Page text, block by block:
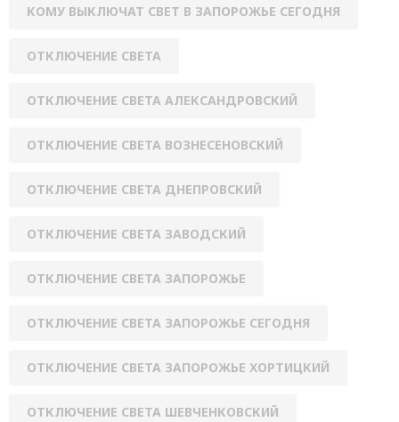
КОМУ ВЫКЛЮЧАТ СВЕТ В ЗАПОРОЖЬЕ СЕГОДНЯ
ОТКЛЮЧЕНИЕ СВЕТА
ОТКЛЮЧЕНИЕ СВЕТА АЛЕКСАНДРОВСКИЙ
ОТКЛЮЧЕНИЕ СВЕТА ВОЗНЕСЕНОВСКИЙ
ОТКЛЮЧЕНИЕ СВЕТА ДНЕПРОВСКИЙ
ОТКЛЮЧЕНИЕ СВЕТА ЗАВОДСКИЙ
ОТКЛЮЧЕНИЕ СВЕТА ЗАПОРОЖЬЕ
ОТКЛЮЧЕНИЕ СВЕТА ЗАПОРОЖЬЕ СЕГОДНЯ
ОТКЛЮЧЕНИЕ СВЕТА ЗАПОРОЖЬЕ ХОРТИЦКИЙ
ОТКЛЮЧЕНИЕ СВЕТА ШЕВЧЕНКОВСКИЙ